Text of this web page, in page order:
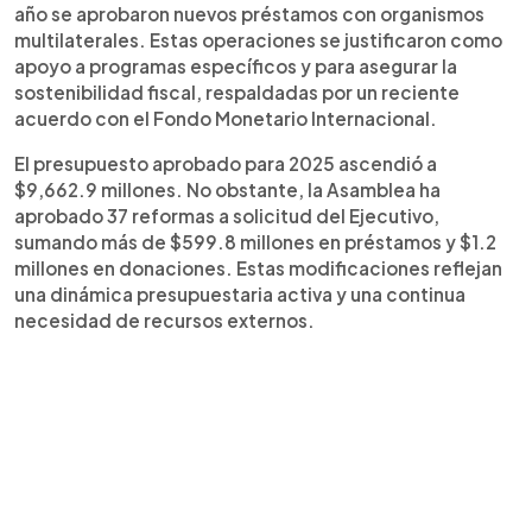
año se aprobaron nuevos préstamos con organismos
multilaterales. Estas operaciones se justificaron como
apoyo a programas específicos y para asegurar la
sostenibilidad fiscal, respaldadas por un reciente
acuerdo con el Fondo Monetario Internacional.
El presupuesto aprobado para 2025 ascendió a
$9,662.9 millones. No obstante, la Asamblea ha
aprobado 37 reformas a solicitud del Ejecutivo,
sumando más de $599.8 millones en préstamos y $1.2
millones en donaciones. Estas modificaciones reflejan
una dinámica presupuestaria activa y una continua
necesidad de recursos externos.